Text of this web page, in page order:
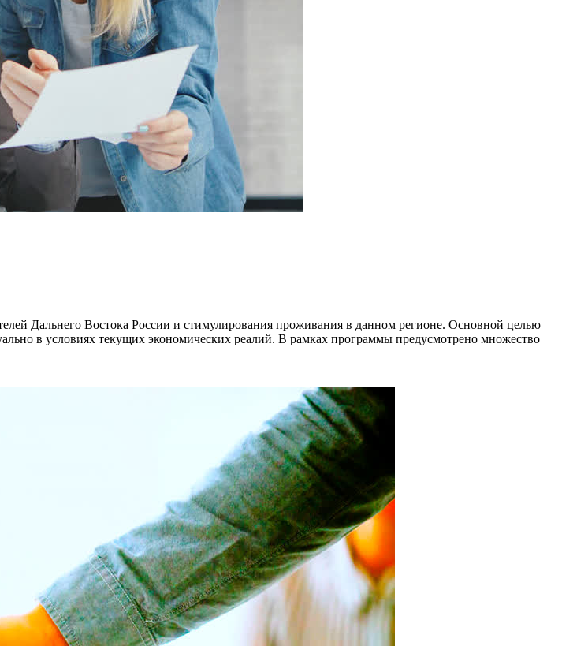
Дальнего Востока России и стимулирования проживания в данном регионе. Основной целью
в условиях текущих экономических реалий. В рамках программы предусмотрено множество